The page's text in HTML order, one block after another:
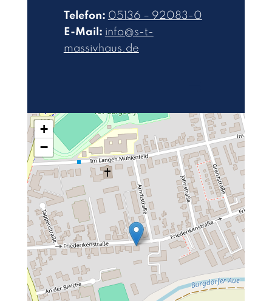
Telefon: 05136 – 92083-0
E-Mail: info@s-t-
massivhaus.de
+
−